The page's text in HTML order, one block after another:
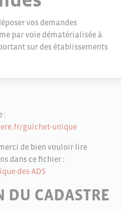
vos demandes
par voie dématérialisée à
sur des établissements
:
guichet-unique
de bien vouloir lire
dans ce fichier :
des-ADS
DU CADASTRE